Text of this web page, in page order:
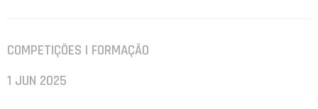
COMPETIÇÕES | FORMAÇÃO
1 JUN 2025